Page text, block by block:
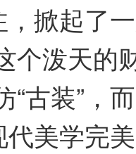
掀起了
个泼天的
“古装”，
美学完